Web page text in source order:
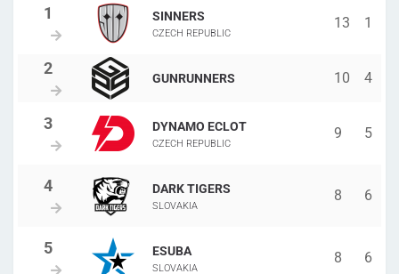
SINNERS
CZECH REPUBLIC
13 1
GUNRUNNERS 10 4
DYNAMO ECLOT
CZECH REPUBLIC
9 5
DARK TIGERS
SLOVAKIA
8 6
ESUBA
SLOVAKIA
8 6